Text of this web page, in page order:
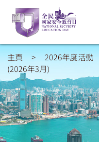
主頁 > 2026年度活動
(2026年3月)